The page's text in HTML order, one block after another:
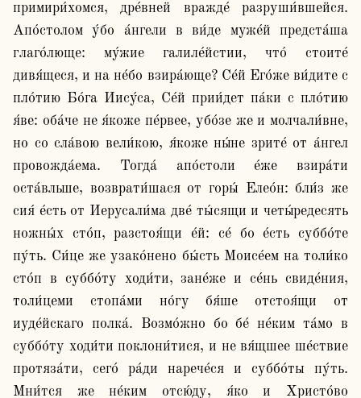
примири́хомся, дре́вней вражде́ разруши́вшейся.
Апо́столом у́бо а́нгели в ви́де муже́й предста́ша
глаго́люще: му́жие галиле́йстии, что́ стоите́
дивя́щеся, и на не́бо взира́юще? Се́й Его́же ви́дите с
пло́тию Бо́га Иису́са, Се́й прии́дет па́ки с пло́тию
я́ве: оба́че не я́коже пе́рвее, убо́зе же и молчали́вне,
но со сла́вою вели́кою, я́коже ны́не зрите́ от а́нгел
провожда́ема. Тогда́ апо́столи е́же взира́ти
оста́вльше, возврати́шася от горы́ Елео́н: бли́з же
сия́ е́сть от Иерусали́ма две́ ты́сящи и четы́редесять
ножны́х сто́п, разстоя́щи е́й: се́ бо е́сть суббо́те
пу́ть. Си́це же узако́нено бы́сть Моисе́ем на толи́ко
сто́п в суббо́ту ходи́ти, зане́же и се́нь свиде́ния,
толи́цеми стопа́ми но́гу бя́ше отстоя́щи от
иуде́йскаго полка́. Возмо́жно бо бе́ не́ким та́мо в
суббо́ту ходи́ти поклони́тися, и не вя́щшее ше́ствие
протяза́ти, сего́ ра́ди нарече́ся и суббо́ты пу́ть.
Мни́тся же не́ким отсю́ду, я́ко и Христо́во